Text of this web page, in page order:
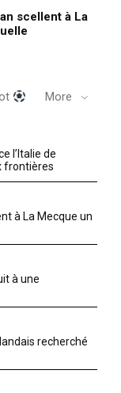
scellent à La
More
l’Italie de
frontières
à La Mecque un
à une
recherché